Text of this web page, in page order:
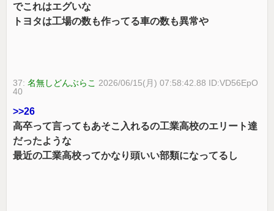
でこれはエグいな
トヨタは工場の数も作ってる車の数も異常や
37:名無しどんぶらこ 2026/06/15(月) 07:58:42.88 ID:VD56EpO
40
>>26
高卒って言ってもあそこ入れるの工業高校のエリート達
だったような
最近の工業高校ってかなり頭いい部類になってるし